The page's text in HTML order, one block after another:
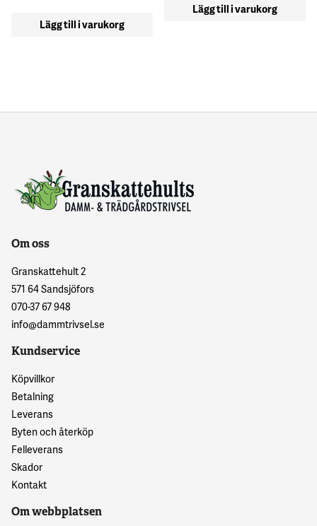
Lägg till i varukorg
Lägg till i varukorg
Om oss
Granskattehult 2
571 64 Sandsjöfors
070-37 67 948
info@dammtrivsel.se
Kundservice
Köpvillkor
Betalning
Leverans
Byten och återköp
Felleverans
Skador
Kontakt
Om webbplatsen